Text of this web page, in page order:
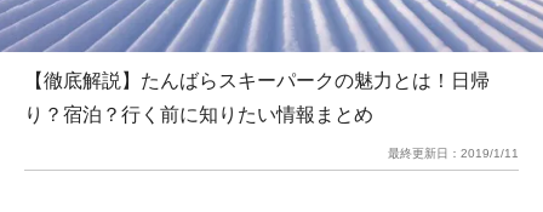
【徹底解説】たんばらスキーパークの魅力とは！日帰
り？宿泊？行く前に知りたい情報まとめ
最終更新日： 2019/1/11